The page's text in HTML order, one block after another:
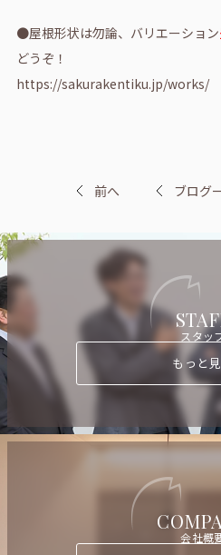
●屋根形状は勿論、バリエーション
どうぞ！
https://sakurakentiku.jp/works/
前へ ブログ
スタッ
もっと
会社概